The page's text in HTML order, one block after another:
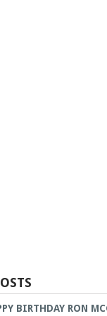
BIRTHDAY RON